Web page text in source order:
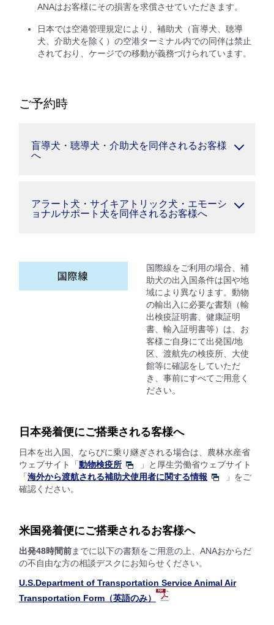
ANAはお客様にその損害を求償させていただきます。
日本では空港管理規定により、補助犬（盲導犬、聴導
犬、介助犬を除く）の空港ターミナル内での同伴は禁止
されており、ケージでの移動が義務づけられています。
ご予約時
盲導犬・聴導犬・介助犬を同伴されるお客様
へ
アラート犬・サイキアトリック犬・エモーシ
ョナルサポート犬を同伴されるお客様へ
国際線をご利用の場合、補
助犬の出入国条件は国や地
域により異なります。動物
の輸出入に必要な書類（輸
出検疫証明書、健康証明
書、輸入証明書等）は、お
客様ご自身にて出発国/地
区、渡航先の検疫所、大使
館等に確認をしていただ
き、事前にすべてご用意く
ださい。
日本発着便にご搭乗される客様へ
日本を出入国、ならびに乗り継ぎされる場合は、農林水産省
ウェブサイト「 動物検疫所
」と厚生労働省ウェブサイト
「 海外から渡航される補助犬使用者に関する情報
」をご
確認ください。
米国発着便にご搭乗されるお客様へ
出発48時間前までに以下の書類をご用意の上、ANAおからだ
の不自由な方の相談デスクにお知らせください。
U.S.Department of Transportation Service Animal Air
Transportation Form（英語のみ）